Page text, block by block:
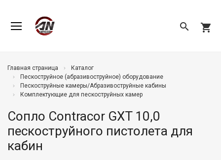
search shopping_cart
Главная страница
Каталог
Пескоструйное (абразивоструйное) оборудование
Пескоструйные камеры/Абразивоструйные кабины
Комплектующие для пескоструйных камер
Сопло Contracor GXT 10,0
пескоструйного пистолета для
кабин